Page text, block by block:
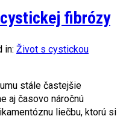
fibrózy
in: Život s cystickou
stále častejšie
aj časovo náročnú
liečbu, ktorú si